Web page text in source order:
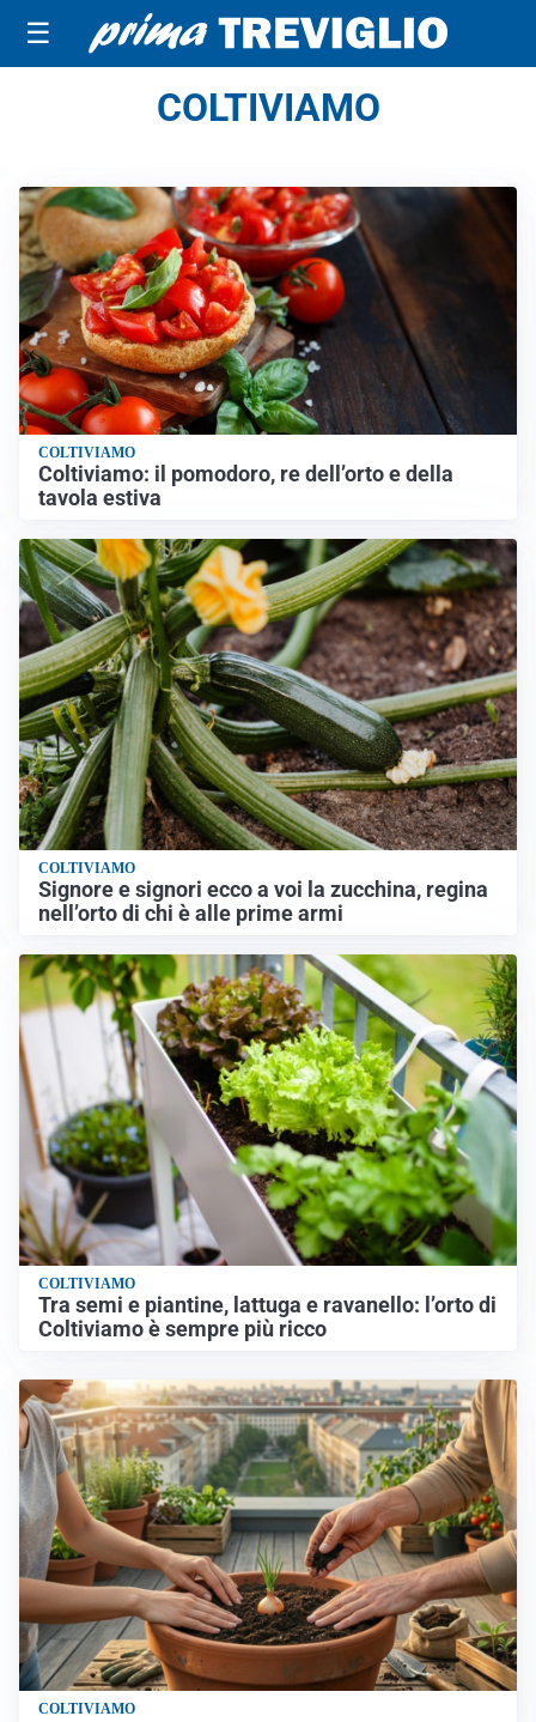
☰
COLTIVIAMO
COLTIVIAMO
Coltiviamo: il pomodoro, re dell’orto e della
tavola estiva
COLTIVIAMO
Signore e signori ecco a voi la zucchina, regina
nell’orto di chi è alle prime armi
COLTIVIAMO
Tra semi e piantine, lattuga e ravanello: l’orto di
Coltiviamo è sempre più ricco
COLTIVIAMO